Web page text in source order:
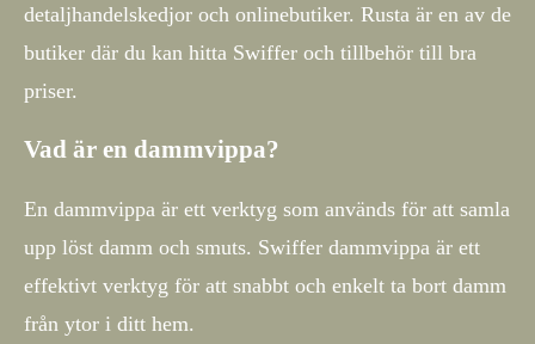
detaljhandelskedjor och onlinebutiker. Rusta är en av de
butiker där du kan hitta Swiffer och tillbehör till bra
priser.
Vad är en dammvippa?
En dammvippa är ett verktyg som används för att samla
upp löst damm och smuts. Swiffer dammvippa är ett
effektivt verktyg för att snabbt och enkelt ta bort damm
från ytor i ditt hem.